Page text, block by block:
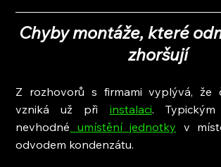
Chyby montáže, které
zhoršují
Z rozhovorů s firmami vyplývá, že
vzniká už při instalaci.
nevhodné umístění jednotky v
odvodem kondenzátu.